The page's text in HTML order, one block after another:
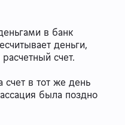
в банк
деньги,
счет.
счет в тот же день
была поздно